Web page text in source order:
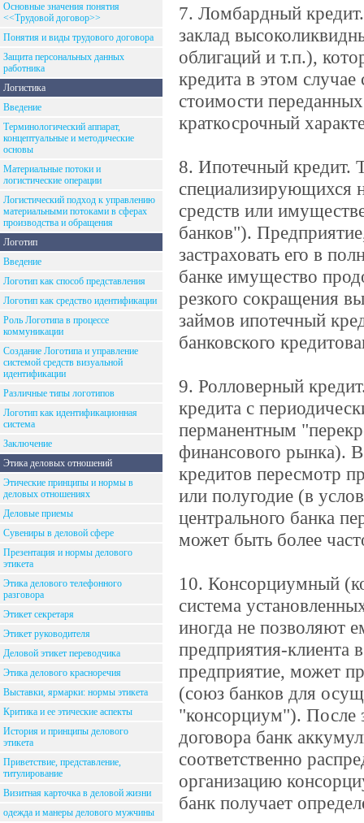
Основные значения понятия
<<Трудовой договор>>
Понятия и виды трудового договора
Защита персональных данных
работника
Логистика
Введение
Терминологический аппарат,
концептуальные и методические
основы
Материальные потоки и
логистические операции
Логистический подход к управлению
материальными потоками в сферах
производства и обращения
Логотип
Введение
Логотип как способ представления
Логотип как средство идентификации
Роль Логотипа в процессе
коммуникации
Создание Логотипа и управление
системой средств визуальной
идентификации
Различные типы логотипов
Логотип как идентификационная
система
Заключение
Этика деловых отношений
Этические принципы и нормы в
деловых отношениях
Деловые приемы
Сувениры в деловой сфере
Презентация и нормы делового
этикета
Этика делового телефонного
разговора
Этикет секретаря
Этикет руководителя
Деловой этикет переводчика
Этика делового красноречия
Выставки, ярмарки: нормы этикета
Критика и ее этические аспекты
История и принципы делового
этикета
Приветствие, представление,
титулирование
Визитная карточка в деловой жизни
одежда и манеры делового мужчины
7. Ломбардный
заклад
облигаций и т.п.),
кредита в этом случае
стоимости
краткосрочный
8. Ипотечный кредит.
специализирующихся
средств или
банков").
застраховать его в
банке имущество
резкого сокращения
займов ипотечный
банковского
9. Ролловерный
кредита с
перманентным
финансового рынка).
кредитов пересмотр
или полугодие (в
центрального банка
может быть более
10. Консорциумный
система
иногда не позволяют
предприятия-клиента
предприятие, может
(союз банков для
"консорциум"). После
договора банк
соответственно
организацию
банк получает